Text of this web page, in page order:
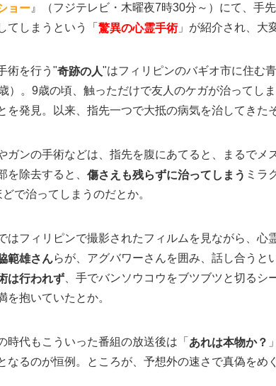
ョー 』（フジテレビ・木曜夜7時30分～）にて、手
てしまうという「 驚異の心霊手術」が紹介され、大
術を行う"奇跡の人"はフィリピンのバギオ市に住む青
歳）。9歳の頃、触っただけで友人のケガが治ってし
を発見。以来、指先一つで大抵の病気を治してきた
ガンの手術などは、指先を腹にあてると、まるでメ
を除去すると、 傷さえも残らずに治ってしまう ミラ
どで治ってしまうのだとか。
はフィリピンで撮影されたフィルムを見ながら、心
範雄さんらが、アグバワーさんを囲み、話し合うと
は行われず 、手でバンソウコウをブツブツと切るシ
を抱いていたとか。
時代もこういった番組の放送後は「 あれは本物か？
なるのが恒例。ところが、予想外の速さで真偽をめ